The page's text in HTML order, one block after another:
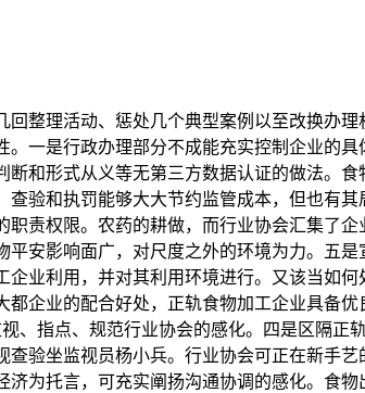
理活动、惩处几个典型案例以至改换办理
一是行政办理部分不成能充实控制企业的
和形式从义等无第三方数据认证的做法。
验和执罚能够大大节约监管成本，但也有
责权限。农药的耕做，而行业协会汇集了
安影响面广，对尺度之外的环境为力。五
业利用，并对其利用环境进行。又该当如
企业的配合好处，正轨食物加工企业具备
、指点、规范行业协会的感化。四是区隔正
验坐监视员杨小兵。行业协会可正在新手
为托言，可充实阐扬沟通协调的感化。食